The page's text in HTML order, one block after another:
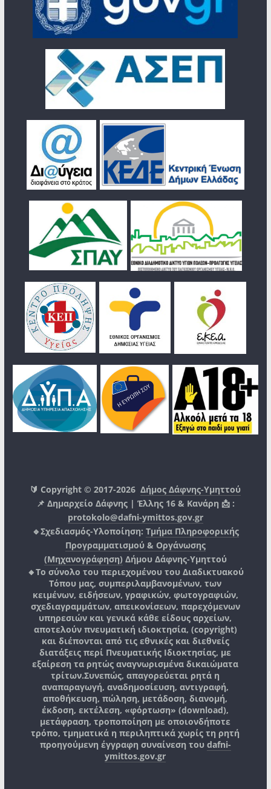
🔰 Copyright © 2017-2026Δήμος Δάφνης-Υμηττού
📌 Δημαρχείο Δάφνης | Έλλης 16 & Κανάρη 📩 :
protokolo@dafni-ymittos.gov.gr
🔹Σχεδιασμός-Υλοποίηση: Τμήμα Πληροφορικής
Προγραμματισμού & Οργάνωσης
(Μηχανογράφηση) Δήμου Δάφνης-Υμηττού
🔸Το σύνολο του περιεχομένου του Διαδικτυακού
Τόπου μας, συμπεριλαμβανομένων, των
κειμένων, ειδήσεων, γραφικών, φωτογραφιών,
σχεδιαγραμμάτων, απεικονίσεων, παρεχόμενων
υπηρεσιών και γενικά κάθε είδους αρχείων,
αποτελούν πνευματική ιδιοκτησία, (copyright)
και διέπονται από τις εθνικές και διεθνείς
διατάξεις περί Πνευματικής Ιδιοκτησίας, με
εξαίρεση τα ρητώς αναγνωρισμένα δικαιώματα
τρίτων.Συνεπώς, απαγορεύεται ρητά η
αναπαραγωγή, αναδημοσίευση, αντιγραφή,
αποθήκευση, πώληση, μετάδοση, διανομή,
έκδοση, εκτέλεση, «φόρτωση» (download),
μετάφραση, τροποποίηση με οποιονδήποτε
τρόπο, τμηματικά η περιληπτικά χωρίς τη ρητή
προηγούμενη έγγραφη συναίνεση του dafni-
ymittos.gov.gr